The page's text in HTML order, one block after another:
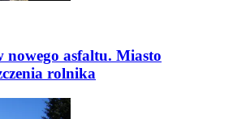
nowego asfaltu. Miasto
rolnika